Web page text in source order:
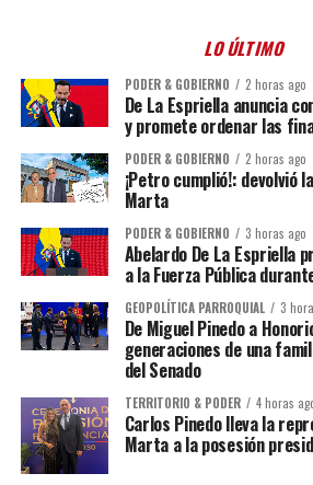
LO ÚLTIMO
PODER & GOBIERNO 2 horas ago
De La Espriella anuncia
y promete ordenar las
PODER & GOBIERNO 2 horas ago
¡Petro cumplió!: devolvió
Marta
PODER & GOBIERNO 3 horas ago
Abelardo De La Espriella
a la Fuerza Pública
GEOPOLÍTICA PARROQUIAL 3
De Miguel Pinedo a
generaciones de una
del Senado
TERRITORIO & PODER 4 horas
Carlos Pinedo lleva la
Marta a la posesión